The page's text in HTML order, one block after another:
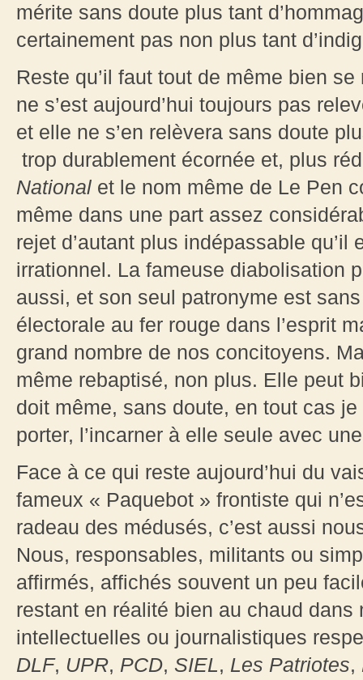
mérite sans doute plus tant
certainement pas non plus tant
Reste qu’il faut tout de même bien
ne s’est aujourd’hui toujours pas
et elle ne s’en relèvera sans doute
trop durablement écornée et, plus
National et le nom même de Le Pen
même dans une part assez
rejet d’autant plus indépassable qu’il
irrationnel. La fameuse diabolisation
aussi, et son seul patronyme est
électorale au fer rouge dans l’esprit
grand nombre de nos concitoyens.
même rebaptisé, non plus. Elle peut
doit même, sans doute, en tout cas
porter, l’incarner à elle seule avec
Face à ce qui reste aujourd’hui du
fameux « Paquebot » frontiste qui
radeau des médusés, c’est aussi
Nous, responsables, militants ou
affirmés, affichés souvent un peu
restant en réalité bien au chaud
intellectuelles ou journalistiques
DLF, UPR, PCD, SIEL, Les Patriotes,